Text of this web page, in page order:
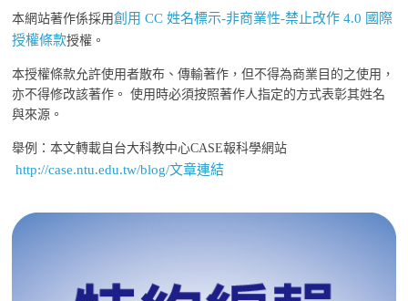
本網站著作係採用創用 CC 姓名標示-非商業性-禁止改作 4.0 國際
授權條款授權。
本授權條款允許使用者散布、傳輸著作，但不得為商業目的之使用，
亦不得修改該著作。 使用時必須按照著作人指定的方式表彰其姓名
與來源。
舉例：本文轉載自台大科教中心CASE報科學網站
http://case.ntu.edu.tw/blog/文章連結